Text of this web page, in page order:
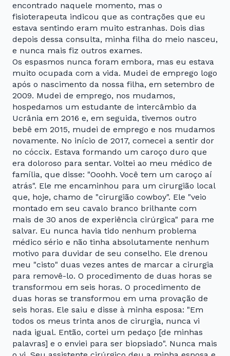
encontrado naquele momento, mas o
fisioterapeuta indicou que as contrações que eu
estava sentindo eram muito estranhas. Dois dias
depois dessa consulta, minha filha do meio nasceu,
e nunca mais fiz outros exames.
Os espasmos nunca foram embora, mas eu estava
muito ocupada com a vida. Mudei de emprego logo
após o nascimento da nossa filha, em setembro de
2009. Mudei de emprego, nos mudamos,
hospedamos um estudante de intercâmbio da
Ucrânia em 2016 e, em seguida, tivemos outro
bebê em 2015, mudei de emprego e nos mudamos
novamente. No início de 2017, comecei a sentir dor
no cóccix. Estava formando um caroço duro que
era doloroso para sentar. Voltei ao meu médico de
família, que disse: "Ooohh. Você tem um caroço aí
atrás". Ele me encaminhou para um cirurgião local
que, hoje, chamo de "cirurgião cowboy". Ele "veio
montado em seu cavalo branco brilhante com
mais de 30 anos de experiência cirúrgica" para me
salvar. Eu nunca havia tido nenhum problema
médico sério e não tinha absolutamente nenhum
motivo para duvidar de seu conselho. Ele drenou
meu "cisto" duas vezes antes de marcar a cirurgia
para removê-lo. O procedimento de duas horas se
transformou em seis horas. O procedimento de
duas horas se transformou em uma provação de
seis horas. Ele saiu e disse à minha esposa: "Em
todos os meus trinta anos de cirurgia, nunca vi
nada igual. Então, cortei um pedaço [de minhas
palavras] e o enviei para ser biopsiado". Nunca mais